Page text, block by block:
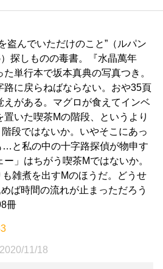
盗んでいただけのこと”（ルパン
探しものの毒書。『水晶萬年
単行本で坂本真典の写真つき。
路に戻らねばならない。おや35頁
えがある。マグロが食えてインベ
置いた喫茶Mの階段、というより
段ではないか。いやそこにあっ
…と私の中の十字路探偵が物申す
ー」はちがう喫茶Mではないか。
雑煮を出すMのほうだ。どうせ
ば時間の流れが止まっただろう
冊
2020/11/18